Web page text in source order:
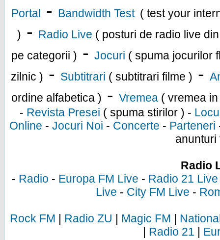
Portal - Bandwidth Test ( test your
) - Radio Live ( posturi de radio live
pe categorii ) - Jocuri ( spuma jocurilor
zilnic ) - Subtitrari ( subtitrari filme ) -
ordine alfabetica ) - Vremea ( vremea
- Revista Presei ( spuma stirilor ) -
Online - Jocuri Noi - Concerte - Parteneri
anunturi
Radio
- Radio - Europa FM Live - Radio 21 Live
Live - City FM Live -
Rock FM | Radio ZU | Magic FM |
| Radio 21 |